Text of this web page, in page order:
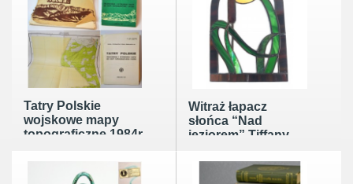
Tatry Polskie
wojskowe mapy
topograficzne 1984r
Witraż łapacz
słońca “Nad
jeziorem” Tiffany